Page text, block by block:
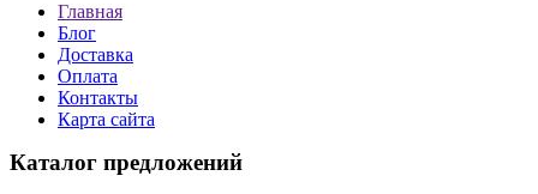
Главная
Блог
Доставка
Оплата
Контакты
Карта сайта
Каталог предложений